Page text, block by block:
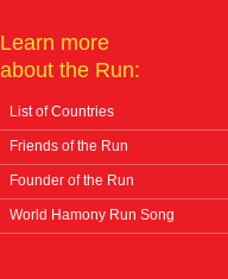
Learn more
about the Run:
List of Countries
Friends of the Run
Founder of the Run
World Hamony Run Song